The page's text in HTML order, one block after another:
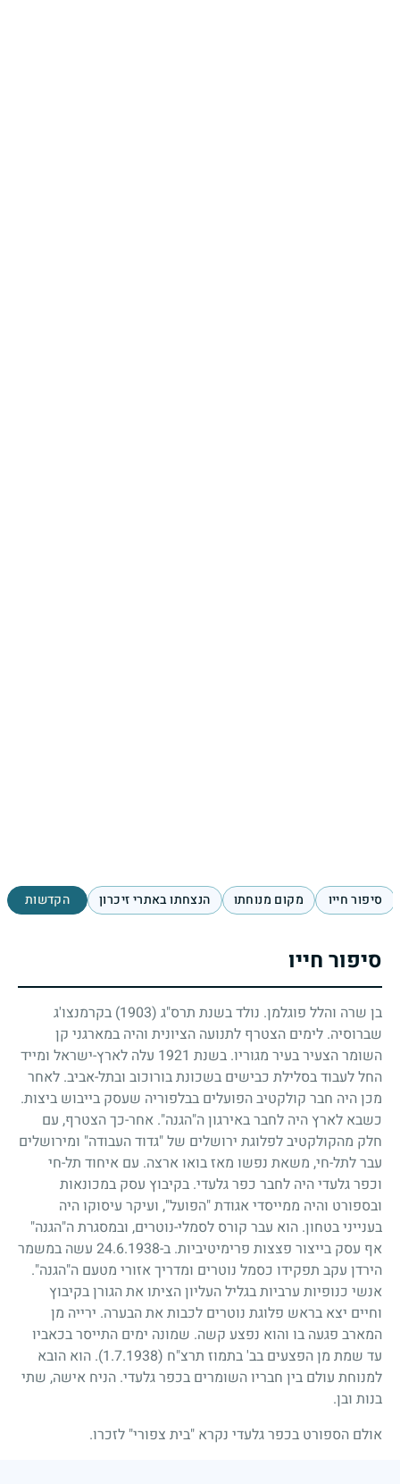
סיפור חייו מקום מנוחתו הנצחתו באתרי זיכרון הקדשות
סיפור חייו
בן שרה והלל פוגלמן. נולד בשנת תרס"ג (1903)
בקרמנצו'ג
שברוסיה. לימים הצטרף לתנועה הציונית והיה במארגני קן
השומר הצעיר בעיר מגוריו. בשנת 1921 עלה לארץ-ישראל ומייד
החל לעבוד בסלילת כבישים בשכונת בורוכוב ובתל-אביב. לאחר
מכן היה חבר קולקטיב הפועלים בבלפוריה שעסק בייבוש ביצות.
כשבא לארץ היה לחבר באירגון ה"הגנה". אחר-כך הצטרף, עם
חלק מהקולקטיב לפלוגת ירושלים של "גדוד העבודה" ומירושלים
עבר לתל-חי, משאת נפשו מאז בואו ארצה. עם איחוד תל-חי
וכפר גלעדי היה לחבר כפר גלעדי. בקיבוץ עסק במכונאות
ובספורט והיה ממייסדי אגודת "הפועל", ועיקר עיסוקו היה
בענייני בטחון. הוא עבר קורס לסמלי-נוטרים, ובמסגרת ה"הגנה"
אף עסק בייצור פצצות פרימיטיביות. ב-24.6.1938 עשה במשמר
הירדן עקב תפקידו כסמל נוטרים ומדריך אזורי מטעם ה"הגנה".
אנשי כנופיות ערביות בגליל העליון הציתו את הגורן בקיבוץ
וחיים יצא בראש פלוגת נוטרים לכבות את הבערה. ירייה מן
המארב פגעה בו והוא נפצע קשה. שמונה ימים התייסר בכאביו
עד שמת מן הפצעים בב' בתמוז תרצ"ח (1.7.1938)
. הוא הובא
למנוחת עולם בין חבריו השומרים בכפר גלעדי. הניח אישה, שתי
בנות ובן.
אולם הספורט בכפר גלעדי נקרא "בית צפורי" לזכרו.